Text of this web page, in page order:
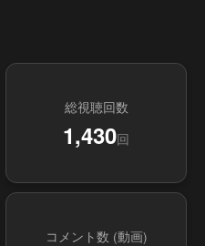
総視聴回数
1,430回
コメント数 (動画)